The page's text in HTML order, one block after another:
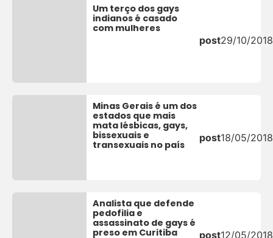
Um terço dos gays
indianos é casado
com mulheres
post29/10/2018
Minas Gerais é um dos
estados que mais
mata lésbicas, gays,
bissexuais e
transexuais no país
post18/05/2018
Analista que defende
pedofilia e
assassinato de gays é
preso em Curitiba
post12/05/2018